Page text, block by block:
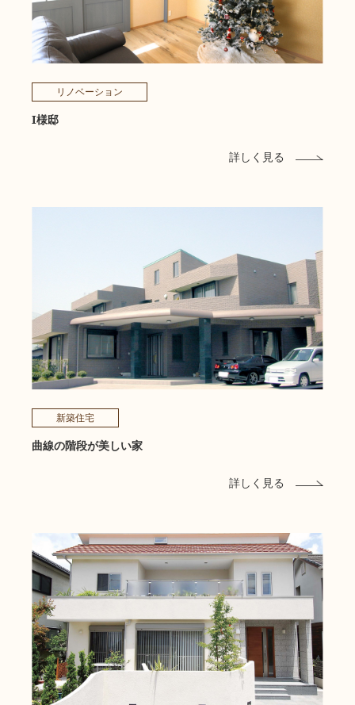
リノベーション
I様邸
詳しく見る
新築住宅
曲線の階段が美しい家
詳しく見る